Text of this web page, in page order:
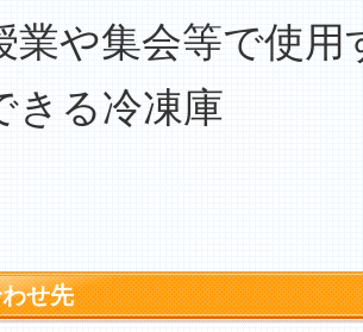
業や集会等で
きる冷凍庫
せ先